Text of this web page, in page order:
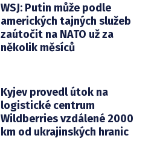
WSJ: Putin může podle
amerických tajných služeb
zaútočit na NATO už za
několik měsíců
Kyjev provedl útok na
logistické centrum
Wildberries vzdálené 2000
km od ukrajinských hranic